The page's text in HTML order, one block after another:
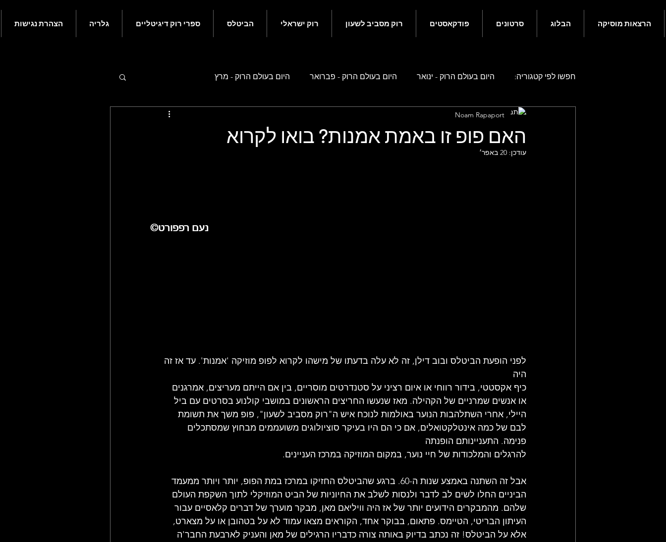
הרצאות מוסיקה הבלוג סרטונים פודקאסטים רוק מסביב לשעון רוק ישראלי הביטלס ספרי רוק דיגיטליים גלריה הצהרת נגישות
חפשו לפי קטגוריה: היום בעולם הרוק - ינואר היום בעולם הרוק - פברואר היום בעולם הרוק - מרץ
היום בעולם הרוק - אפריל
היום בעולם הרוק - אוגוסט
האם פופ זו באמת אמנות? בואו לקרוא
Noam Rapaport
עודכן: 20 באפר׳
לפני הופעת הביטלס ובוב דילן, זה לא עלה בדעתו של מישהו לקרוא לפופ מוזיקה 'אמנות'. עד אז זה
היה
כיף אקסטטי, בידור רווחי או איום רציני על סטנדרטים מוסריים, בין אם הייתם מעריצים, אמרגנים
או אנשים שמרניים של הקהילה. מאז שנעשו החריצים הראשונים במושבי קולנוע בסרטים עם ביל
היילי, אחרי השתלהבות הנוער באולמות לנוכח איש ה"רוק מסביב לשעון", פופ משך את תשומת
לבם של כמה אינטלקטואלים, אם כי הם היו בעיקר סוציולוגים משועממים מבחוץ שמסתכלים
פנימה. התעניינותם הופנתה
להרגלים והמלכודות של חיי נוער, במקום המוזיקה במרכז העניינים.
אבל זה השתנה באמצע שנות ה-60. ברגע שהביטלס החזיקו במרכז במת הפופ, יותר ויותר ממעמד
הביניים החלו לשים לב לדבר ולנסות לשלב את החיוניות של הביט המוזיקלי לתוך השקפת העולם
שלהם. מהמבקרים הידועים יותר של אז היה וויליאם מאן, מבקר מוערך של דברים קלאסיים עבור
העיתון הבריטי, הטיימס. פתאום, בבוקר אחד, הקוראים מצאו עמוד לא על בטהובן או על מצארט,
אלא על הביטלס! זה נכתב בדיוק באותה צורה כדבריו הרגילים של מאן והעניק לארבעת החבר'ה
©נעם רפפורט
©נעם רפפורט